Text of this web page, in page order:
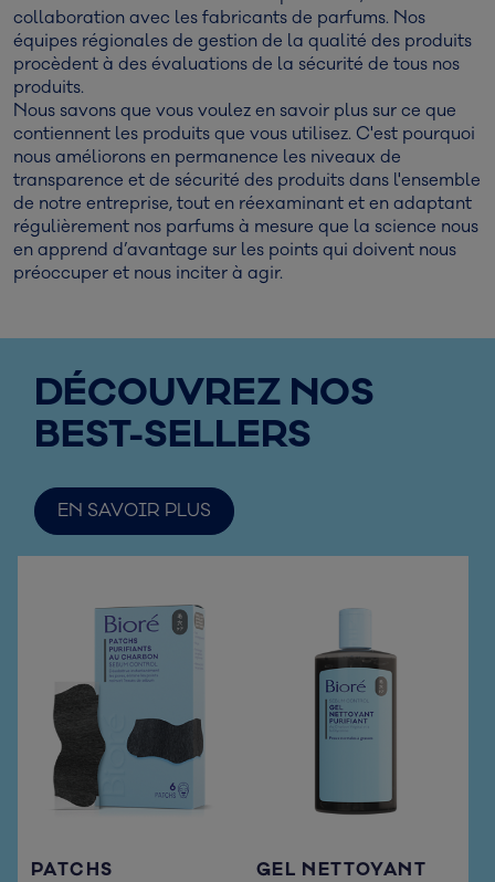
collaboration avec les fabricants de parfums. Nos
équipes régionales de gestion de la qualité des produits
procèdent à des évaluations de la sécurité de tous nos
produits.
Nous savons que vous voulez en savoir plus sur ce que
contiennent les produits que vous utilisez. C'est pourquoi
nous améliorons en permanence les niveaux de
transparence et de sécurité des produits dans l'ensemble
de notre entreprise, tout en réexaminant et en adaptant
régulièrement nos parfums à mesure que la science nous
en apprend d’avantage sur les points qui doivent nous
préoccuper et nous inciter à agir.
DÉCOUVREZ NOS
BEST-SELLERS
EN SAVOIR PLUS
PATCHS
GEL NETTOYANT